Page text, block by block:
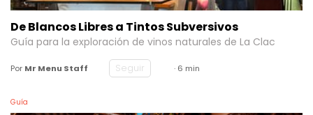
De Blancos Libres a Tintos Subversivos
Guía para la exploración de vinos naturales de La Clac
Por Mr Menu Staff Seguir · 6 min
Guía